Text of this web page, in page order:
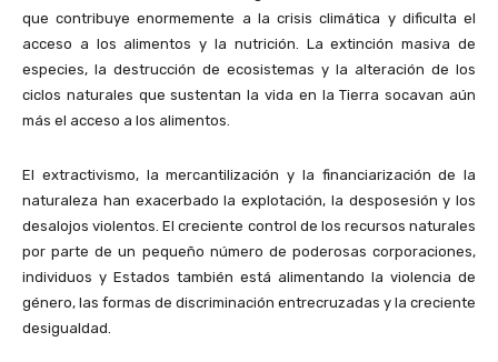
que contribuye enormemente a la crisis climática y dificulta el
acceso a los alimentos y la nutrición. La extinción masiva de
especies, la destrucción de ecosistemas y la alteración de los
ciclos naturales que sustentan la vida en la Tierra socavan aún
más el acceso a los alimentos.
El extractivismo, la mercantilización y la financiarización de la
naturaleza han exacerbado la explotación, la desposesión y los
desalojos violentos. El creciente control de los recursos naturales
por parte de un pequeño número de poderosas corporaciones,
individuos y Estados también está alimentando la violencia de
género, las formas de discriminación entrecruzadas y la creciente
desigualdad.